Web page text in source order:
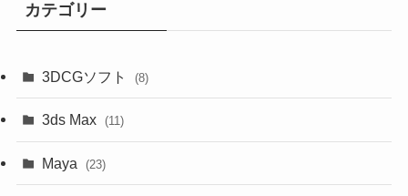
カテゴリー
3DCGソフト (8)
3ds Max (11)
Maya (23)